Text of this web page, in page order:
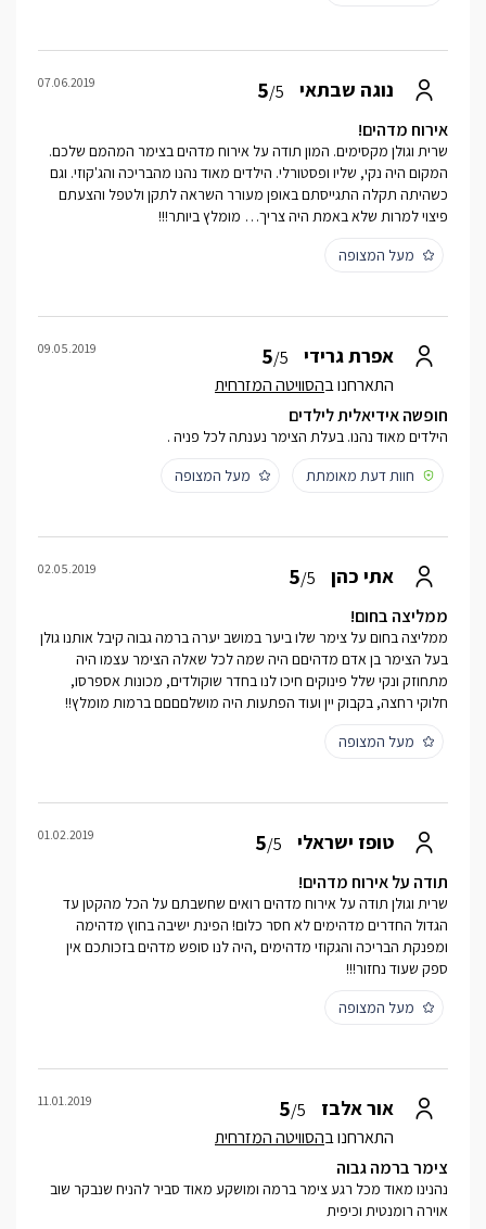
נוגה שבתאי 5/5
07.06.2019
אירוח מדהים!
שרית וגולן מקסימים. המון תודה על אירוח מדהים בצימר המהמם שלכם.
המקום היה נקי, שליו ופסטורלי. הילדים מאוד נהנו מהבריכה והג'קוזי. וגם
כשהיתה תקלה התגייסתם באופן מעורר השראה לתקן ולטפל והצעתם
פיצוי למרות שלא באמת היה צריך… מומלץ ביותר!!!
מעל המצופה
אפרת גרידי 5/5
התארחנו בהסוויטה המזרחית
09.05.2019
חופשה אידיאלית לילדים
הילדים מאוד נהנו. בעלת הצימר נענתה לכל פניה .
חוות דעת מאומתת
מעל המצופה
אתי כהן 5/5
02.05.2019
ממליצה בחום!
ממליצה בחום על צימר שלו ביער במושב יערה ברמה גבוה קיבל אותנו גולן
בעל הצימר בן אדם מדהיםם היה שמה לכל שאלה הצימר עצמו היה
מתחוזק ונקי שלל פינוקים חיכו לנו בחדר שוקולדים, מכונות אספרסו,
חלוקי רחצה, בקבוק יין ועוד הפתעות היה מושלםםםם ברמות מומלץ!!
מעל המצופה
טופז ישראלי 5/5
01.02.2019
תודה על אירוח מדהים!
שרית וגולן תודה על אירוח מדהים רואים שחשבתם על הכל מהקטן עד
הגדול החדרים מדהימים לא חסר כלום! הפינת ישיבה בחוץ מדהימה
ומפנקת הבריכה והגקוזי מדהימים ,היה לנו סופש מדהים בזכותכם אין
ספק שעוד נחזור!!!
מעל המצופה
אור אלבז 5/5
התארחנו בהסוויטה המזרחית
11.01.2019
צימר ברמה גבוה
נהנינו מאוד מכל רגע צימר ברמה ומושקע מאוד סביר להניח שנבקר שוב
אוירה רומנטית וכיפית